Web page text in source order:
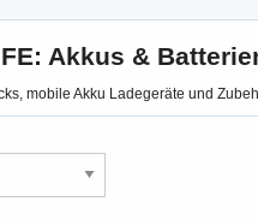
Akkus &
mobile Akku Ladegeräte und